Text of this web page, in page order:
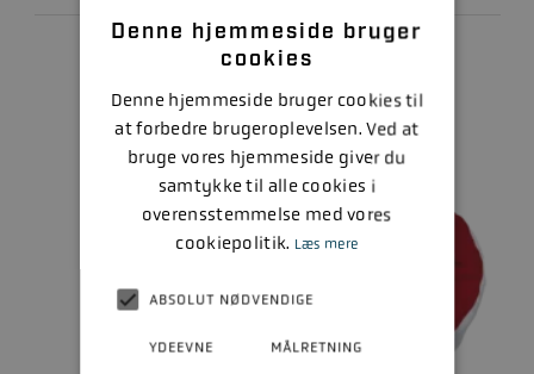
Denne hjemmeside bruger
cookies
Denne hjemmeside bruger cookies til
at forbedre brugeroplevelsen. Ved at
bruge vores hjemmeside giver du
samtykke til alle cookies i
overensstemmelse med vores
cookiepolitik. Læs mere
ABSOLUT NØDVENDIGE
YDEEVNE MÅLRETNING